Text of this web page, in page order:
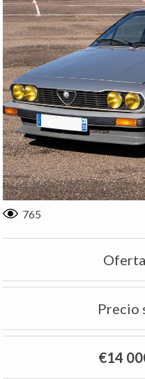
765
Precio
€14